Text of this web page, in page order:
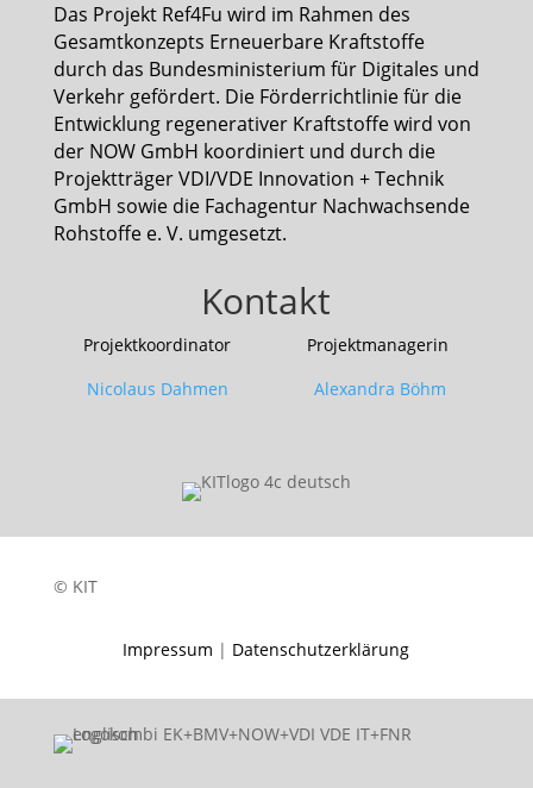
Das Projekt Ref4Fu wird im Rahmen des
Gesamtkonzepts Erneuerbare Kraftstoffe
durch das Bundesministerium für Digitales und
Verkehr gefördert. Die Förderrichtlinie für die
Entwicklung regenerativer Kraftstoffe wird von
der NOW GmbH koordiniert und durch die
Projektträger VDI/VDE Innovation + Technik
GmbH sowie die Fachagentur Nachwachsende
Rohstoffe e. V. umgesetzt.
Kontakt
Projektkoordinator Projektmanagerin
Nicolaus Dahmen Alexandra Böhm
© KIT
Impressum | Datenschutzerklärung